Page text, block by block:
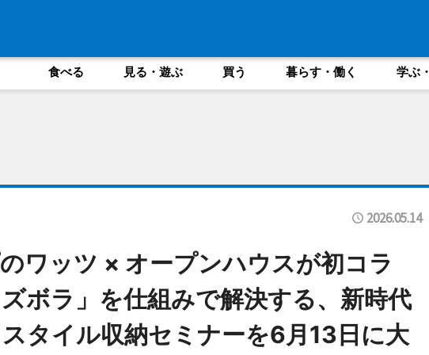
食べる 見る・遊ぶ 買う 暮らす・働く 学ぶ
2026.05.14
ワッツ × オープンハウスが初コラ
ボラ」を仕組みで解決する、新時代
タイル収納セミナーを6月13日に大